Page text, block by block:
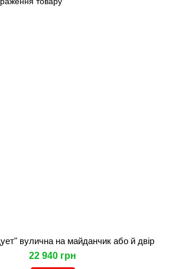
вулична на майданчик або й двір
22 940 грн